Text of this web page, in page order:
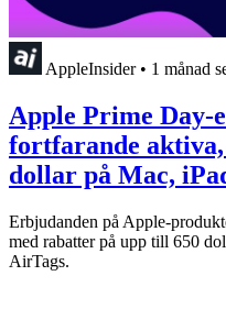
AppleInsider • 1 månad
Apple Prime Day-
fortfarande
dollar på Mac,
Erbjudanden på Apple-
med rabatter på upp till 650
AirTags.